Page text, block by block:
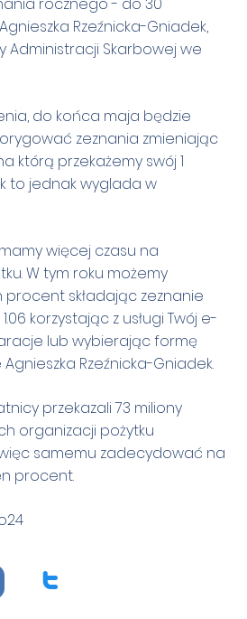
Rzeźnicka-Gniadek,
Administracji Skarbowej we
do końca maja będzie
zeznania zmieniając
którą przekażemy swój 1
to jednak wyglada w
więcej czasu na
W tym roku możemy
składając zeznanie
korzystając z usługi Twój e-
lub wybierając formę
Rzeźnicka-Gniadek.
przekazali 73 miliony
organizacji pożytku
samemu zadecydować na
procent.
T